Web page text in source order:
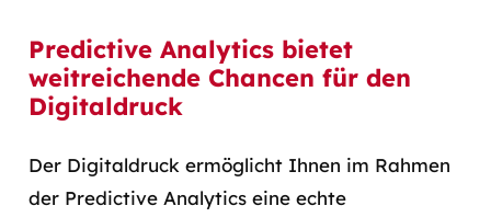
Predictive Analytics bietet
weitreichende Chancen für den
Digitaldruck
Der Digitaldruck ermöglicht Ihnen im Rahmen
der Predictive Analytics eine echte